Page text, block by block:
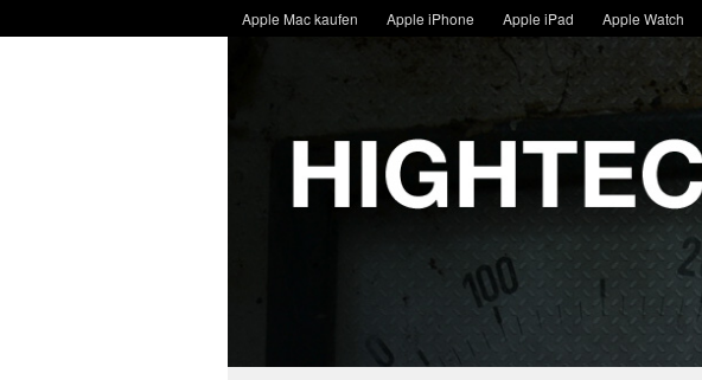
Apple Mac kaufen Apple iPhone Apple iPad Apple Watch